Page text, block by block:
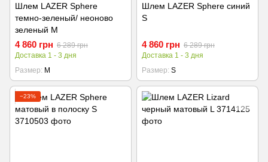
Шлем LAZER Sphere
темно-зеленый/ неоново
зеленый M
4 860 грн 6 289 грн
Доставка 1 - 3 дня
Размер
M
Шлем LAZER Sphere синий
S
4 860 грн 6 289 грн
Доставка 1 - 3 дня
Размер S
−23%